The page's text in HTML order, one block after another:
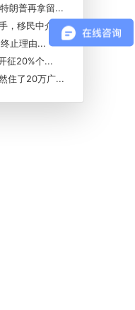
朗普再拿留...
，移民中介...
止理由...
征20%个...
住了20万广...